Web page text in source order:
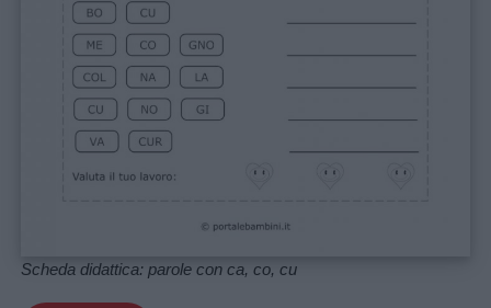
Scheda didattica: parole con ca, co, cu